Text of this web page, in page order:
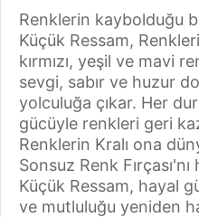
Renklerin kaybolduğu
Küçük Ressam,
kırmızı, yeşil ve mavi
sevgi, sabır ve huzur
yolculuğa çıkar. Her
gücüyle renkleri geri
Renklerin Kralı ona
Sonsuz Renk
Küçük Ressam, hayal
ve mutluluğu yeniden